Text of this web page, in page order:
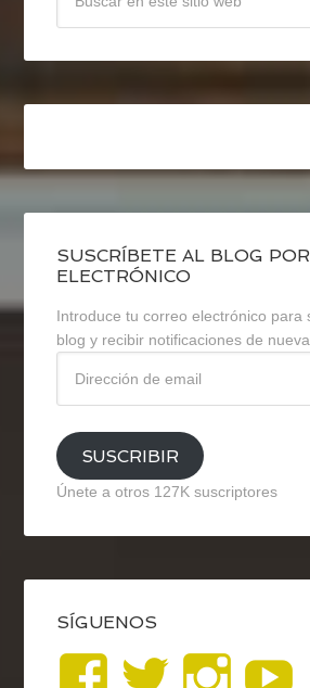
SUSCRÍBETE AL BLOG
ELECTRÓNICO
Introduce tu correo electrónico para
blog y recibir notificaciones de
email
SUSCRIBIR
Únete a otros 127K suscriptores
SÍGUENOS
VerVerVer